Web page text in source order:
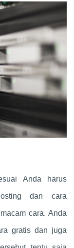
Anda harus
dan cara
cara. Anda
gratis dan juga